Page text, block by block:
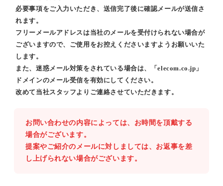
必要事項をご入力いただき、送信完了後に確認メールが送信さ
れます。
フリーメールアドレスは当社のメールを受付けられない場合が
ございますので、ご使用をお控えくださいますようお願いいた
します。
また、迷惑メール対策をされている場合は、「elecom.co.jp」
ドメインのメール受信を有効にしてください。
改めて当社スタッフよりご連絡させていただきます。
お問い合わせの内容によっては、お時間を頂戴する
場合がございます。
提案やご紹介のメールに対しましては、お返事を差
し上げられない場合がございます。